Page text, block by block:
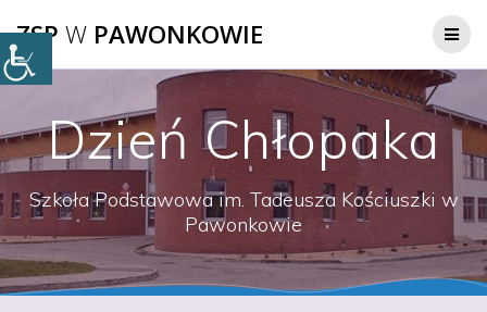
do
ZSP W PAWONKOWIE
Dzień Chłopaka
Szkoła Podstawowa im. Tadeusza Kościuszki w
Pawonkowie